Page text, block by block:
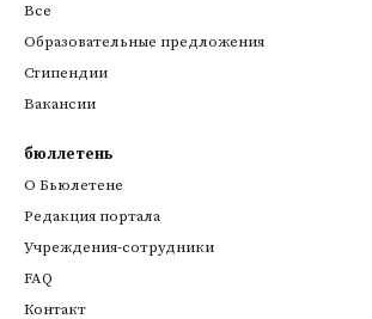
Все
Образовательные предложения
Стипендии
Вакансии
бюллетень
О Бьюлетене
Редакция портала
Учреждения-сотрудники
FAQ
Контакт